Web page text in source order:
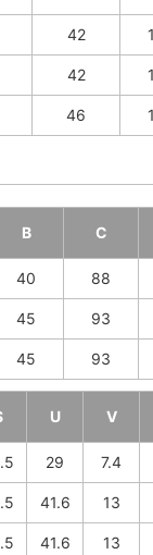
42
42
46
B C
40 88
45 93
45 93
U V
29 7.4
41.6 13
41.6 13